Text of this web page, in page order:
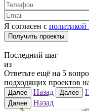
Я согласен с политикой
Получить проекты
Последний шаг
из
Ответьте ещё на 5
подходящих проектов
Далее Назад Далее
Далее Назад